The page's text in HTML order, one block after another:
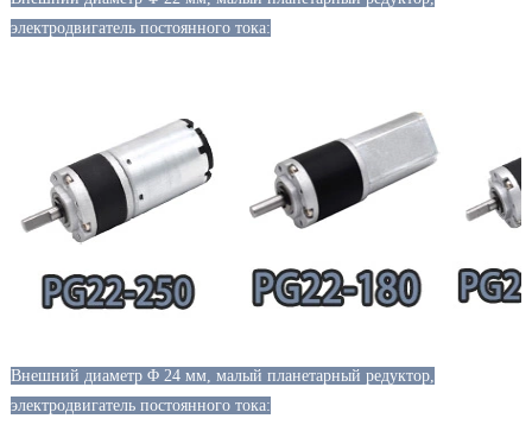
электродвигатель постоянного тока:
Внешний диаметр Φ 24 мм, малый планетарный редуктор,
электродвигатель постоянного тока: